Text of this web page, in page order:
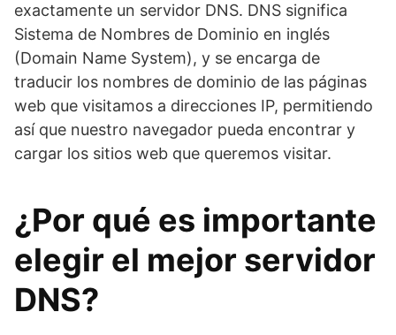
exactamente un servidor DNS. DNS significa
Sistema de Nombres de Dominio en inglés
(Domain Name System), y se encarga de
traducir los nombres de dominio de las páginas
web que visitamos a direcciones IP, permitiendo
así que nuestro navegador pueda encontrar y
cargar los sitios web que queremos visitar.
¿Por qué es importante
elegir el mejor servidor
DNS?